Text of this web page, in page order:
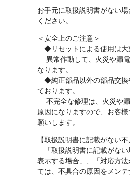
お手元に取扱説明書がない場
ください。
＜安全上のご注意＞
◆リセットによる使用は大
異常作動して、火災や漏
なります。
◆純正部品以外の部品交換
ております。
不完全な修理は、火災や
原因になりますので、お客
願いします。
【取扱説明書に記載がない
「取扱説明書に記載がない
表示する場合」、「対応方
ては、不具合の原因をメン